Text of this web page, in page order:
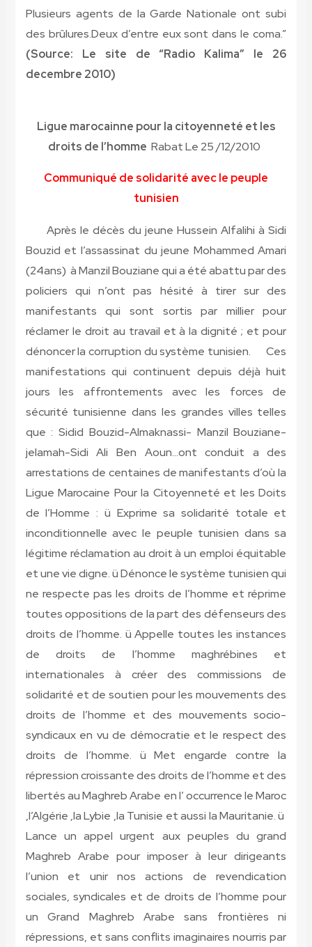
Plusieurs agents de la Garde Nationale ont subi
des brûlures.Deux d’entre eux sont dans le coma.”
(Source: Le site de “Radio Kalima” le 26
decembre 2010)
Ligue marocainne pour la citoyenneté et les
droits de l’homme Rabat Le 25 /12/2010
Communiqué de solidarité avec le peuple
tunisien
Après le décès du jeune Hussein Alfalihi à Sidi
Bouzid et l’assassinat du jeune Mohammed Amari
(24ans) à Manzil Bouziane qui a été abattu par des
policiers qui n’ont pas hésité à tirer sur des
manifestants qui sont sortis par millier pour
réclamer le droit au travail et à la dignité ; et pour
dénoncer la corruption du système tunisien. Ces
manifestations qui continuent depuis déjà huit
jours les affrontements avec les forces de
sécurité tunisienne dans les grandes villes telles
que : Sidid Bouzid-Almaknassi- Manzil Bouziane-
jelamah-Sidi Ali Ben Aoun…ont conduit a des
arrestations de centaines de manifestants d’où la
Ligue Marocaine Pour la Citoyenneté et les Doits
de l’Homme : ü Exprime sa solidarité totale et
inconditionnelle avec le peuple tunisien dans sa
légitime réclamation au droit à un emploi équitable
et une vie digne. ü Dénonce le système tunisien qui
ne respecte pas les droits de l’homme et réprime
toutes oppositions de la part des défenseurs des
droits de l’homme. ü Appelle toutes les instances
de droits de l’homme maghrébines et
internationales à créer des commissions de
solidarité et de soutien pour les mouvements des
droits de l’homme et des mouvements socio-
syndicaux en vu de démocratie et le respect des
droits de l’homme. ü Met engarde contre la
répression croissante des droits de l’homme et des
libertés au Maghreb Arabe en l’ occurrence le Maroc
,l’Algérie ,la Lybie ,la Tunisie et aussi la Mauritanie. ü
Lance un appel urgent aux peuples du grand
Maghreb Arabe pour imposer à leur dirigeants
l’union et unir nos actions de revendication
sociales, syndicales et de droits de l’homme pour
un Grand Maghreb Arabe sans frontières ni
répressions, et sans conflits imaginaires nourris par